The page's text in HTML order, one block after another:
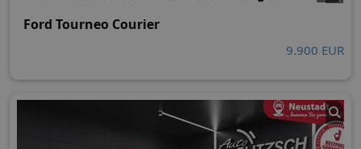
Ford Tourneo Courier
9.900 EUR